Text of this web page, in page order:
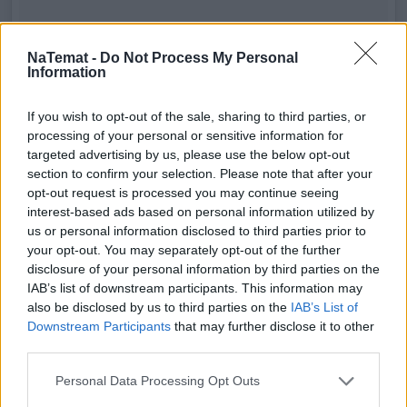
NaTemat - Do Not Process My Personal
Information
If you wish to opt-out of the sale, sharing to third parties, or
processing of your personal or sensitive information for
targeted advertising by us, please use the below opt-out
section to confirm your selection. Please note that after your
opt-out request is processed you may continue seeing
interest-based ads based on personal information utilized by
us or personal information disclosed to third parties prior to
your opt-out. You may separately opt-out of the further
disclosure of your personal information by third parties on the
IAB’s list of downstream participants. This information may
also be disclosed by us to third parties on the IAB’s List of
Downstream Participants that may further disclose it to other
Personal Data Processing Opt Outs
Biblioteka ubrań działać będzie na podobnej
zasadzie jak tradycyjna biblioteka, w której
wypożyczamy książki, tylko zamiast nich
wypożyczamy ubrania. Skorzystać z niej będziemy
mogły pod koniec lutego.Aby wypożyczyć z niej
ciuchy, wystarczy wejść na stronę
www.bibliotekaubran.pl, założyć konto i wybrać
dowolne rzeczy z katalogu (maksymalnie można
cztery rzeczy).Wypożyczyć ubrania będzie można
na weekend lub na miesiąc. - W opcji dwóch
pakietów do wyboru: weekendowego -
jednorazowego (2-3 dni) lub miesięcznego (30 dni).
W jednej, stałej cenie każdego pakietu można